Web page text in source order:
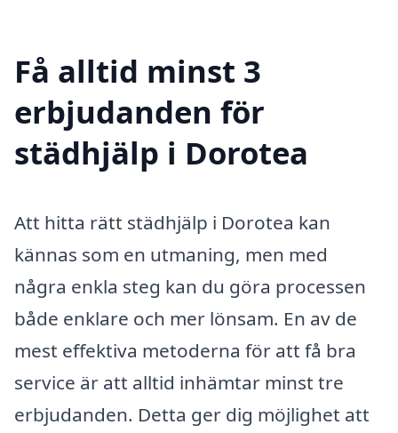
Få alltid minst 3
erbjudanden för
städhjälp i Dorotea
Att hitta rätt städhjälp i Dorotea kan
kännas som en utmaning, men med
några enkla steg kan du göra processen
både enklare och mer lönsam. En av de
mest effektiva metoderna för att få bra
service är att alltid inhämtar minst tre
erbjudanden. Detta ger dig möjlighet att